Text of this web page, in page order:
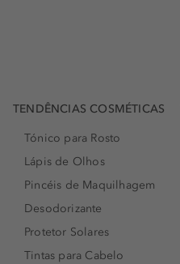
TENDÊNCIAS COSMÉTICAS
Tónico para Rosto
Lápis de Olhos
Pincéis de Maquilhagem
Desodorizante
Protetor Solares
Tintas para Cabelo